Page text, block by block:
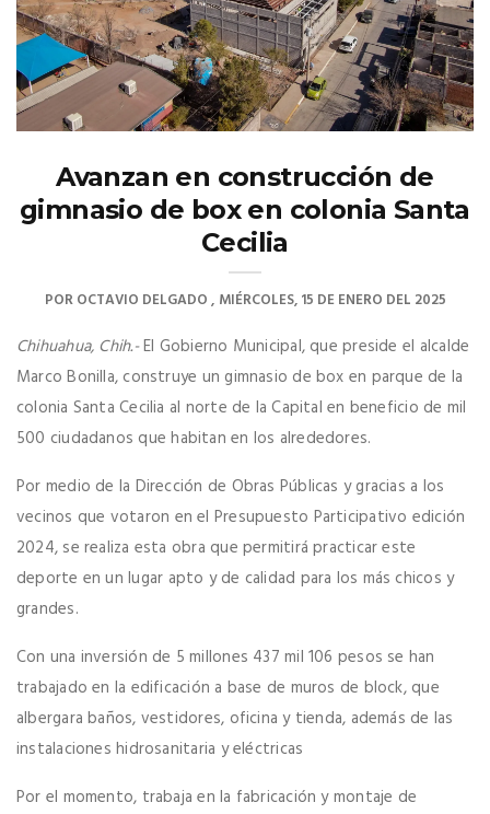
Avanzan en construcción de
gimnasio de box en colonia Santa
Cecilia
POROCTAVIO DELGADO MIÉRCOLES, 15 DE ENERO DEL 2025
Chihuahua, Chih.-El Gobierno Municipal, que preside el alcalde
Marco Bonilla, construye un gimnasio de box en parque de la
colonia Santa Cecilia al norte de la Capital en beneficio de mil
500 ciudadanos que habitan en los alrededores.
Por medio de la Dirección de Obras Públicas y gracias a los
vecinos que votaron en el Presupuesto Participativo edición
2024, se realiza esta obra que permitirá practicar este
deporte en un lugar apto y de calidad para los más chicos y
grandes.
Con una inversión de 5 millones 437 mil 106 pesos se han
trabajado en la edificación a base de muros de block, que
albergara baños, vestidores, oficina y tienda, además de las
instalaciones hidrosanitaria y eléctricas
Por el momento, trabaja en la fabricación y montaje de